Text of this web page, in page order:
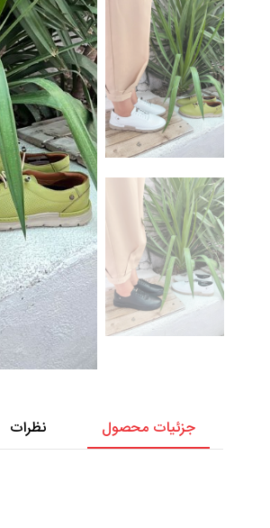
جزئیات محصول نظرات